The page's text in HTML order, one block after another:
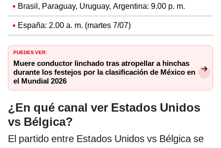
Brasil, Paraguay, Uruguay, Argentina: 9.00 p. m.
España: 2.00 a. m. (martes 7/07)
PUEDES VER:
Muere conductor linchado tras atropellar a hinchas
durante los festejos por la clasificación de México en
el Mundial 2026
¿En qué canal ver Estados Unidos
vs Bélgica?
El partido entre Estados Unidos vs Bélgica se